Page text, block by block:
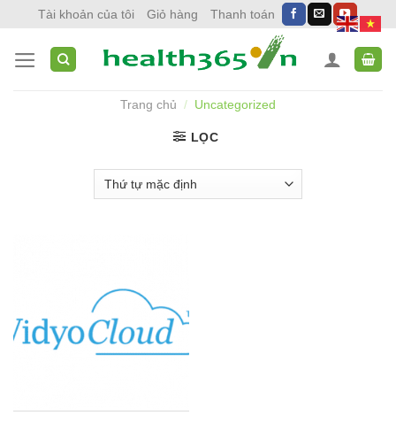
Tài khoản của tôi Giỏ hàng Thanh toán
Trang chủ / Uncategorized
LỌC